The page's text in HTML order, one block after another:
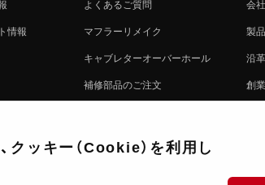
情報
よくあるご質問
マフラーリメイク
キャブレターオーバーホール
補修部品のご注文
製品に関する重要なお知らせ
会
製
沿
創
クッキー（Cookie）を利用し